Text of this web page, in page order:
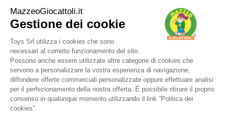
La nostra azienda
Le nostre recensioni
Blog
Dove siamo
Contattaci
I nostri marchi